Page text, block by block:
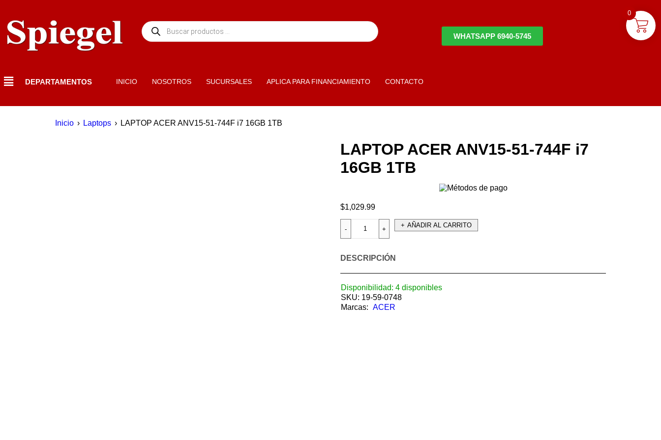
WHATSAPP 6940-5745
DEPARTAMENTOS INICIO NOSOTROS SUCURSALES APLICA PARA FINANCIAMIENTO CONTACTO
Inicio › Laptops › LAPTOP ACER ANV15-51-744F i7 16GB 1TB
LAPTOP ACER ANV15-51-744F i7
16GB 1TB
$1,029.99
AÑADIR AL CARRITO
DESCRIPCIÓN
Disponibilidad: 4 disponibles
SKU: 19-59-0748
Marcas: ACER
0